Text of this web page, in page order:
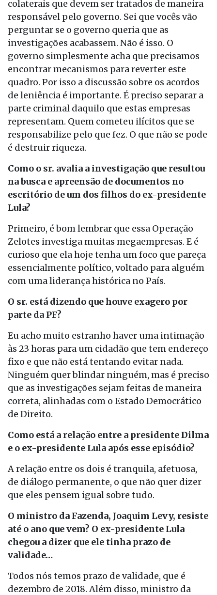
colaterais que devem ser tratados de maneira
responsável pelo governo. Sei que vocês vão
perguntar se o governo queria que as
investigações acabassem. Não é isso. O
governo simplesmente acha que precisamos
encontrar mecanismos para reverter este
quadro. Por isso a discussão sobre os acordos
de leniência é importante. É preciso separar a
parte criminal daquilo que estas empresas
representam. Quem cometeu ilícitos que se
responsabilize pelo que fez. O que não se pode
é destruir riqueza.
Como o sr. avalia a investigação que resultou
na busca e apreensão de documentos no
escritório de um dos filhos do ex-presidente
Lula?
Primeiro, é bom lembrar que essa Operação
Zelotes investiga muitas megaempresas. E é
curioso que ela hoje tenha um foco que pareça
essencialmente político, voltado para alguém
com uma liderança histórica no País.
O sr. está dizendo que houve exagero por
parte da PF?
Eu acho muito estranho haver uma intimação
às 23 horas para um cidadão que tem endereço
fixo e que não está tentando evitar nada.
Ninguém quer blindar ninguém, mas é preciso
que as investigações sejam feitas de maneira
correta, alinhadas com o Estado Democrático
de Direito.
Como está a relação entre a presidente Dilma
e o ex-presidente Lula após esse episódio?
A relação entre os dois é tranquila, afetuosa,
de diálogo permanente, o que não quer dizer
que eles pensem igual sobre tudo.
O ministro da Fazenda, Joaquim Levy, resiste
até o ano que vem? O ex-presidente Lula
chegou a dizer que ele tinha prazo de
validade…
Todos nós temos prazo de validade, que é
dezembro de 2018. Além disso, ministro da